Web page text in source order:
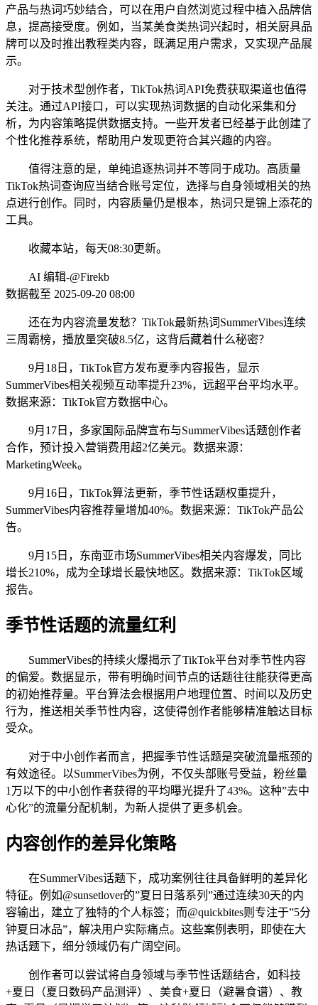
产品与热词巧妙结合，可以在用户自然浏览过程中植入品牌信
息，提高接受度。例如，当某美食类热词兴起时，相关厨具品
牌可以及时推出教程类内容，既满足用户需求，又实现产品展
示。
对于技术型创作者，TikTok热词API免费获取渠道也值得
关注。通过API接口，可以实现热词数据的自动化采集和分
析，为内容策略提供数据支持。一些开发者已经基于此创建了
个性化推荐系统，帮助用户发现更符合其兴趣的内容。
值得注意的是，单纯追逐热词并不等同于成功。高质量
TikTok热词查询应当结合账号定位，选择与自身领域相关的热
点进行创作。同时，内容质量仍是根本，热词只是锦上添花的
工具。
收藏本站，每天08:30更新。
AI 编辑-@Firekb
数据截至 2025-09-20 08:00
还在为内容流量发愁？TikTok最新热词SummerVibes连续
三周霸榜，播放量突破8.5亿，这背后藏着什么秘密？
9月18日，TikTok官方发布夏季内容报告，显示
SummerVibes相关视频互动率提升23%，远超平台平均水平。
数据来源：TikTok官方数据中心。
9月17日，多家国际品牌宣布与SummerVibes话题创作者
合作，预计投入营销费用超2亿美元。数据来源：
MarketingWeek。
9月16日，TikTok算法更新，季节性话题权重提升，
SummerVibes内容推荐量增加40%。数据来源：TikTok产品公
告。
9月15日，东南亚市场SummerVibes相关内容爆发，同比
增长210%，成为全球增长最快地区。数据来源：TikTok区域
报告。
季节性话题的流量红利
SummerVibes的持续火爆揭示了TikTok平台对季节性内容
的偏爱。数据显示，带有明确时间节点的话题往往能获得更高
的初始推荐量。平台算法会根据用户地理位置、时间以及历史
行为，推送相关季节性内容，这使得创作者能够精准触达目标
受众。
对于中小创作者而言，把握季节性话题是突破流量瓶颈的
有效途径。以SummerVibes为例，不仅头部账号受益，粉丝量
1万以下的中小创作者获得的平均曝光提升了43%。这种”去中
心化”的流量分配机制，为新人提供了更多机会。
内容创作的差异化策略
在SummerVibes话题下，成功案例往往具备鲜明的差异化
特征。例如@sunsetlover的”夏日日落系列”通过连续30天的内
容输出，建立了独特的个人标签；而@quickbites则专注于”5分
钟夏日冰品”，解决用户实际痛点。这些案例表明，即使在大
热话题下，细分领域仍有广阔空间。
创作者可以尝试将自身领域与季节性话题结合，如科技
+夏日（夏日数码产品测评）、美食+夏日（避暑食谱）、教